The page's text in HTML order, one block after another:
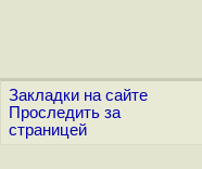
Закладки на сайте
Проследить за
страницей